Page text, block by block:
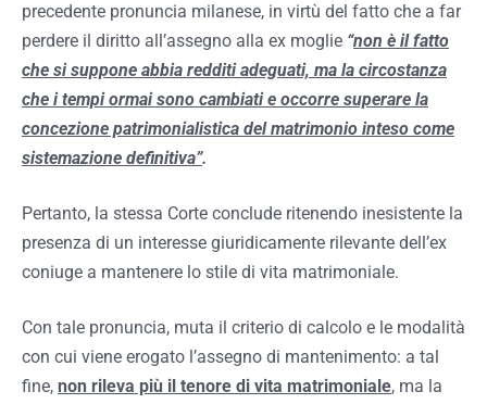
precedente pronuncia milanese, in virtù del fatto che a far
perdere il diritto all’assegno alla ex moglie “non è il fatto
che si suppone abbia redditi adeguati, ma la circostanza
che i tempi ormai sono cambiati e occorre superare la
concezione patrimonialistica del matrimonio inteso come
sistemazione definitiva”.
Pertanto, la stessa Corte conclude ritenendo inesistente la
presenza di un interesse giuridicamente rilevante dell’ex
coniuge a mantenere lo stile di vita matrimoniale.
Con tale pronuncia, muta il criterio di calcolo e le modalità
con cui viene erogato l’assegno di mantenimento: a tal
fine, non rileva più il tenore di vita matrimoniale, ma la